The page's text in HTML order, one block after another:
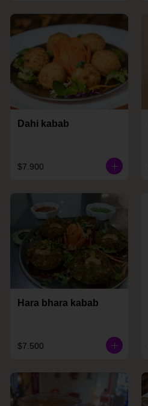
Dahi kabab
$7.900
Hara bhara kabab
$7.500